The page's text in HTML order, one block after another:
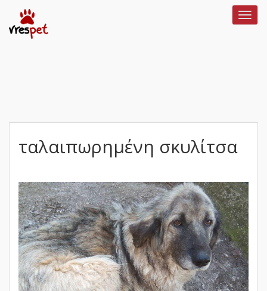
ταλαιπωρημένη σκυλίτσα